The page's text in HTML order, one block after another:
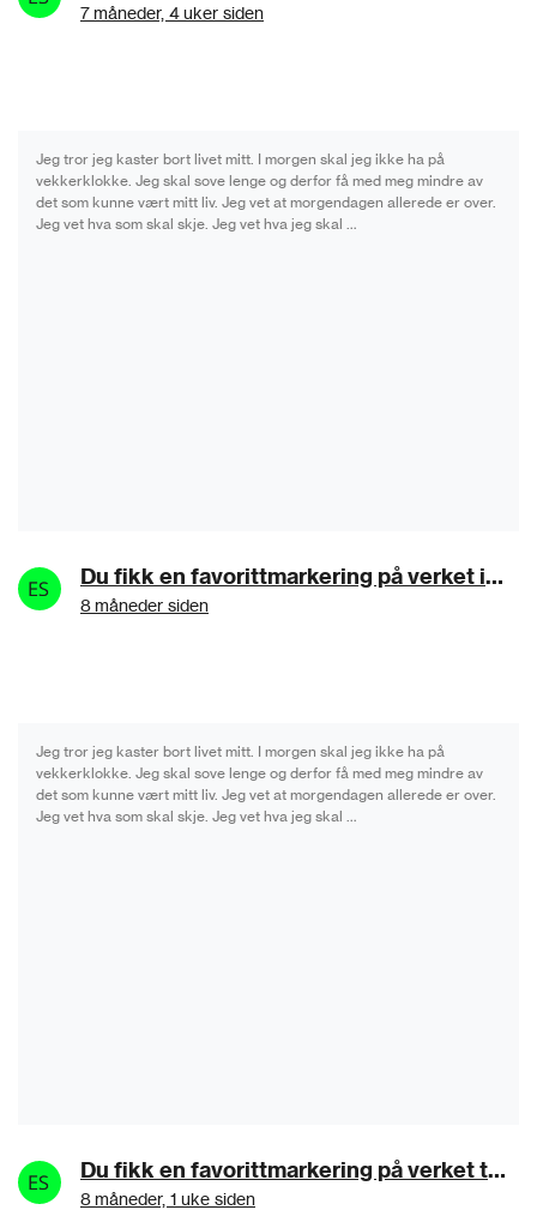
7 måneder, 4 uker siden
Jeg tror jeg kaster bort livet mitt. I morgen skal jeg ikke ha på
vekkerklokke. Jeg skal sove lenge og derfor få med meg mindre av
det som kunne vært mitt liv. Jeg vet at morgendagen allerede er over.
Jeg vet hva som skal skje. Jeg vet hva jeg skal …
Du fikk en favorittmarkering på verket ingerms:Samma det
8 måneder siden
Jeg tror jeg kaster bort livet mitt. I morgen skal jeg ikke ha på
vekkerklokke. Jeg skal sove lenge og derfor få med meg mindre av
det som kunne vært mitt liv. Jeg vet at morgendagen allerede er over.
Jeg vet hva som skal skje. Jeg vet hva jeg skal …
Du fikk en favorittmarkering på verket tea.hj90a8a2:Samma det
8 måneder, 1 uke siden